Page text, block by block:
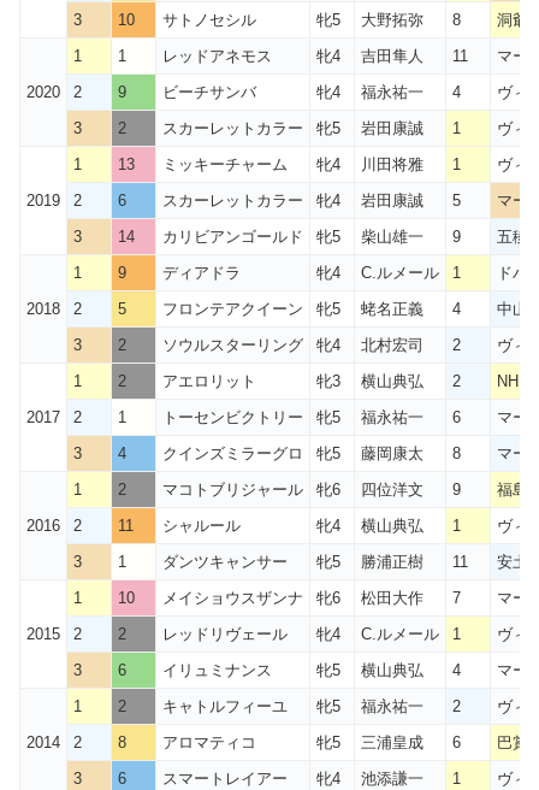
3
10 サトノセシル 牝5 大野拓弥 8 洞爺
2020
1 1 レッドアネモス 牝4 吉田隼人 11
マー
2
9 ビーチサンバ 牝4 福永祐一 4
ヴィ
3
2 スカーレットカラー 牝5 岩田康誠 1 ヴィ
2019
1 13 ミッキーチャーム 牝4 川田将雅 1
ヴィ
2
6 スカーレットカラー 牝4 岩田康誠 5
マー
3
14 カリビアンゴールド 牝5 柴山雄一 9 五稜
2018
1 9 ディアドラ 牝4 C.ルメール 1
ドバ
2
5 フロンテアクイーン 牝5 蛯名正義 4
中山
3
2 ソウルスターリング 牝4 北村宏司 2 ヴィ
2017
1 2 アエロリット 牝3 横山典弘 2
NHK
2
1 トーセンビクトリー 牝5 福永祐一 6
マー
3
4 クインズミラーグロ 牝5 藤岡康太 8 マー
2016
1 2 マコトブリジャール 牝6 四位洋文 9
福島
2
11 シャルール 牝4 横山典弘 1
ヴィ
3
1 ダンツキャンサー 牝5 勝浦正樹 11 安土
2015
1 10 メイショウスザンナ 牝6 松田大作 7
マー
2
2 レッドリヴェール 牝4 C.ルメール 1
ヴィ
3
6 イリュミナンス 牝5 横山典弘 4 マー
2014
1 2 キャトルフィーユ 牝5 福永祐一 2
ヴィ
2
8 アロマティコ 牝5 三浦皇成 6
巴賞
3
6 スマートレイアー 牝4 池添謙一 1 ヴィ